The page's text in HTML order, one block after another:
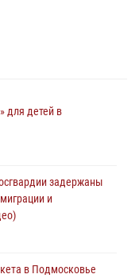
для детей в
задержаны
и
в Подмосковье